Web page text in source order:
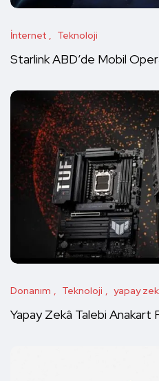
İnternet Teknoloji
Starlink ABD’de Mobil
Donanım Teknoloji yapay
Yapay Zekâ Talebi Anakart